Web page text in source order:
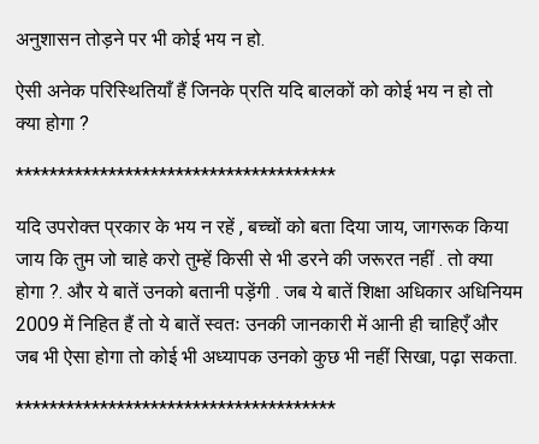
अनुशासन तोड़ने पर भी कोई भय न हो.
ऐसी अनेक परिस्थितियाँ हैं जिनके प्रति यदि बालकों को कोई भय न हो तो
क्या होगा ?
**************************************
यदि उपरोक्त प्रकार के भय न रहें , बच्चों को बता दिया जाय, जागरूक किया
जाय कि तुम जो चाहे करो तुम्हें किसी से भी डरने की जरूरत नहीं . तो क्या
होगा ?. और ये बातें उनको बतानी पड़ेंगी . जब ये बातें शिक्षा अधिकार अधिनियम
2009 में निहित हैं तो ये बातें स्वतः उनकी जानकारी में आनी ही चाहिएँ और
जब भी ऐसा होगा तो कोई भी अध्यापक उनको कुछ भी नहीं सिखा, पढ़ा सकता.
**************************************